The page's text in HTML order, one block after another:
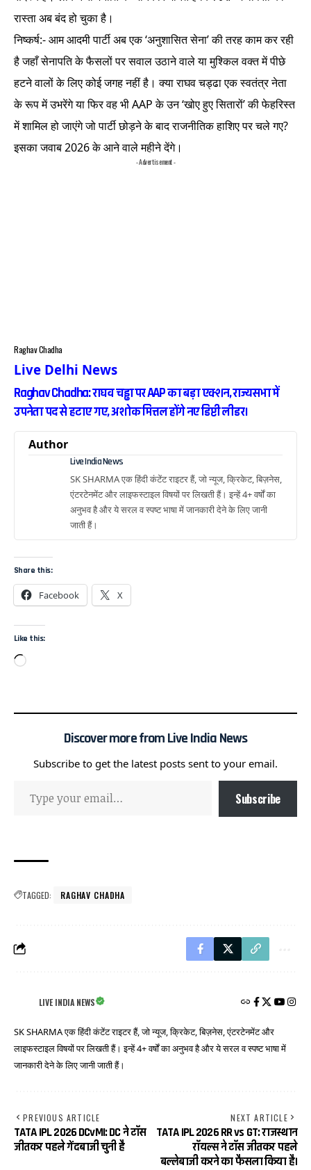
रास्ता अब बंद हो चुका है।
निष्कर्ष:- आम आदमी पार्टी अब एक ‘अनुशासित सेना’ की तरह काम कर रही
है जहाँ सेनापति के फैसलों पर सवाल उठाने वाले या मुश्किल वक्त में पीछे
हटने वालों के लिए कोई जगह नहीं है। क्या राघव चड्ढा एक स्वतंत्र नेता
के रूप में उभरेंगे या फिर वह भी AAP के उन ‘खोए हुए सितारों’ की फेहरिस्त
में शामिल हो जाएंगे जो पार्टी छोड़ने के बाद राजनीतिक हाशिए पर चले गए?
इसका जवाब 2026 के आने वाले महीने देंगे।
- Advertisement -
Raghav Chadha
Live Delhi News
Raghav Chadha: राघव चड्ढा पर AAP का बड़ा एक्शन, राज्यसभा में
उपनेता पद से हटाए गए, अशोक मित्तल होंगे नए डिप्टी लीडर।
Author
Live India News
SK SHARMA एक हिंदी कंटेंट राइटर हैं, जो न्यूज, क्रिकेट, बिज़नेस,
एंटरटेनमेंट और लाइफस्टाइल विषयों पर लिखती हैं। इन्हें 4+ वर्षों का
अनुभव है और ये सरल व स्पष्ट भाषा में जानकारी देने के लिए जानी
जाती हैं।
Share this:
Facebook X
Like this:
Discover more from Live India News
Subscribe to get the latest posts sent to your email.
Subscribe
TAGGED: RAGHAV CHADHA
LIVE INDIA NEWS
SK SHARMA एक हिंदी कंटेंट राइटर हैं, जो न्यूज, क्रिकेट, बिज़नेस, एंटरटेनमेंट और
लाइफस्टाइल विषयों पर लिखती हैं। इन्हें 4+ वर्षों का अनुभव है और ये सरल व स्पष्ट भाषा में
जानकारी देने के लिए जानी जाती हैं।
PREVIOUS ARTICLE
TATA IPL 2026 DCvMI: DC ने टॉस
जीतकर पहले गेंदबाजी चुनी है
NEXT ARTICLE
TATA IPL 2026 RR vs GT: राजस्थान
रॉयल्स ने टॉस जीतकर पहले
बल्लेबाजी करने का फैसला किया है।